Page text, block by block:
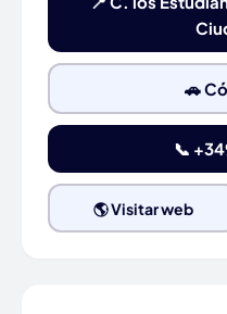
🚗
📞
🌎 Visitar web